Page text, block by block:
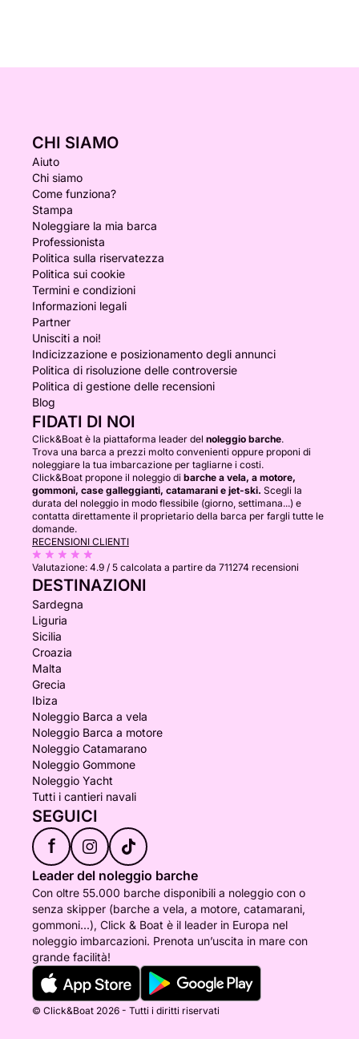
CHI SIAMO
Aiuto
Chi siamo
Come funziona?
Stampa
Noleggiare la mia barca
Professionista
Politica sulla riservatezza
Politica sui cookie
Termini e condizioni
Informazioni legali
Partner
Unisciti a noi!
Indicizzazione e posizionamento degli annunci
Politica di risoluzione delle controversie
Politica di gestione delle recensioni
Blog
FIDATI DI NOI
Click&Boat è la piattaforma leader del noleggio barche.
Trova una barca a prezzi molto convenienti oppure proponi di
noleggiare la tua imbarcazione per tagliarne i costi.
Click&Boat propone il noleggio di barche a vela, a motore,
gommoni, case galleggianti, catamarani e jet-ski. Scegli la
durata del noleggio in modo flessibile (giorno, settimana...) e
contatta direttamente il proprietario della barca per fargli tutte le
domande.
RECENSIONI CLIENTI
Valutazione: 4.9 / 5 calcolata a partire da 711274 recensioni
DESTINAZIONI
Sardegna
Liguria
Sicilia
Croazia
Malta
Grecia
Ibiza
Noleggio Barca a vela
Noleggio Barca a motore
Noleggio Catamarano
Noleggio Gommone
Noleggio Yacht
Tutti i cantieri navali
SEGUICI
f
Leader del noleggio barche
Con oltre 55.000 barche disponibili a noleggio con o
senza skipper (barche a vela, a motore, catamarani,
gommoni...), Click & Boat è il leader in Europa nel
noleggio imbarcazioni. Prenota un’uscita in mare con
grande facilità!
© Click&Boat 2026 - Tutti i diritti riservati